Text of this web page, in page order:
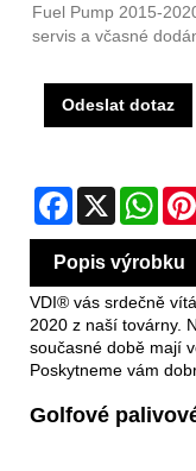
Fuel Pump 2015-
servis a včasné
Odeslat dotaz
Facebook
X
Popis výrobku
VDI® vás srdečně
2020 z naší továrny.
současné době mají
Poskytneme vám
Golfové